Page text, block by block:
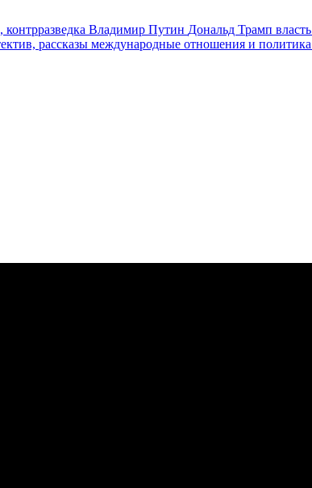
Владимир Путин Дональд Трамп власть
рассказы международные отношения и политика